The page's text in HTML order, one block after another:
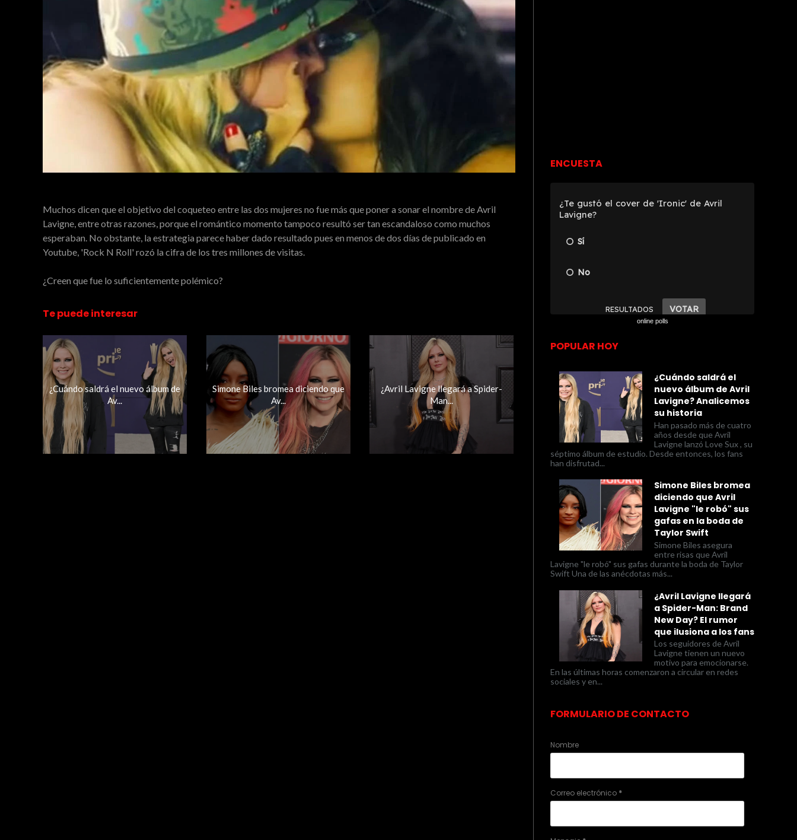
Muchos dicen que el objetivo del coqueteo entre las dos mujeres no fue más que poner a sonar el nombre de Avril
Lavigne, entre otras razones, porque el romántico momento tampoco resultó ser tan escandaloso como muchos
esperaban. No obstante, la estrategia parece haber dado resultado pues en menos de dos días de publicado en
Youtube, 'Rock N Roll' rozó la cifra de los tres millones de visitas.
¿Creen que fue lo suficientemente polémico?
Te puede interesar
¿Cuándo saldrá el nuevo álbum de
Av...
Simone Biles bromea diciendo que
Av...
¿Avril Lavigne llegará a Spider-
Man...
ENCUESTA
online polls
POPULAR HOY
¿Cuándo saldrá el
nuevo álbum de Avril
Lavigne? Analicemos
su historia
Han pasado más de cuatro
años desde que Avril
Lavigne lanzó Love Sux , su
séptimo álbum de estudio. Desde entonces, los fans
han disfrutad...
Simone Biles bromea
diciendo que Avril
Lavigne "le robó" sus
gafas en la boda de
Taylor Swift
Simone Biles asegura
entre risas que Avril
Lavigne "le robó" sus gafas durante la boda de Taylor
Swift Una de las anécdotas más...
¿Avril Lavigne llegará
a Spider-Man: Brand
New Day? El rumor
que ilusiona a los fans
Los seguidores de Avril
Lavigne tienen un nuevo
motivo para emocionarse.
En las últimas horas comenzaron a circular en redes
sociales y en...
FORMULARIO DE CONTACTO
Nombre
Correo electrónico *